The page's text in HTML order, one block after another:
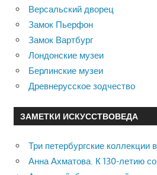
Версальский дворец
Замок Пьерфон
Замок Вартбург
Лондонские музеи
Берлинские музеи
Древнерусское зодчество
ЗАМЕТКИ ИСКУССТВОВЕДА
Три петербургские коллекции
Анна Ахматова. К 130-летию